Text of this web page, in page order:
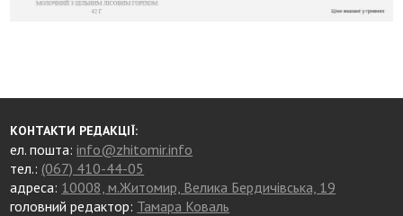
КОНТАКТИ РЕДАКЦІЇ:
ел. пошта:info@zhitomir.info
тел.: (067) 410-44-05
адреса: 10008, м.Житомир, Велика Бердичівська, 19
головний редактор: Тамара Коваль